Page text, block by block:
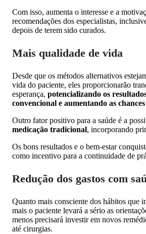
Com isso, aumenta o interesse e a
recomendações dos especialistas,
depois de terem sido curados.
Mais qualidade de vida
Desde que os métodos alternativos
vida do paciente, eles proporcionarão
esperança, potencializando os
convencional e aumentando as
Outro fator positivo para a saúde é a
medicação tradicional, incorporando
Os bons resultados e o bem-estar
como incentivo para a continuidade de
Redução dos gastos com
Quanto mais consciente dos hábitos que
mais o paciente levará a sério as
menos precisará investir em novos
até cirurgias.